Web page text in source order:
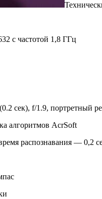
с частотой 1,8 ГГц
сек), f/1.9, портретный
алгоритмов AcrSoft
распознавания — 0,2